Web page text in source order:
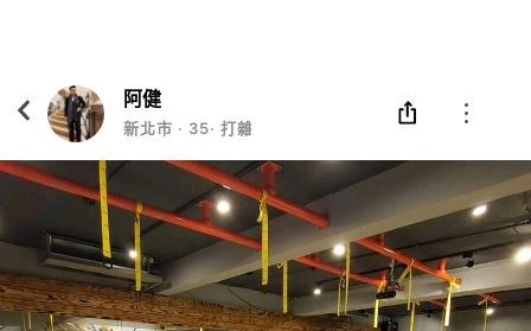
阿健
新北市 ‧ 35‧ 打雜